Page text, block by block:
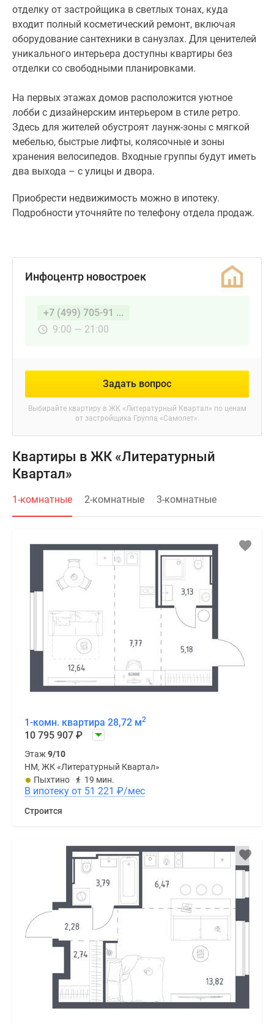
группы
будут
иметь
два
выхода
с
улицы
и
двора.
Приобрести
можно
в
уточняйте
продаж.
отделку от застройщика в светлых тонах, куда
входит полный косметический ремонт, включая
оборудование сантехники в санузлах. Для ценителей
уникального интерьера доступны квартиры без
отделки со свободными планировками.
На первых этажах домов расположится уютное
лобби с дизайнерским интерьером в стиле ретро.
Здесь для жителей обустроят лаунж-зоны с мягкой
мебелью, быстрые лифты, колясочные и зоны
хранения велосипедов. Входные группы будут иметь
два выхода – с улицы и двора.
Приобрести недвижимость можно в ипотеку.
Подробности уточняйте по телефону отдела продаж.
Инфоцентр новостроек
+7 (499) 705-91 ...
9:00 — 21:00
Задать вопрос
Выбирайте квартиру в ЖК «Литературный Квартал» по ценам
от застройщика Группа «Самолет».
Квартиры в ЖК «Литературный
Квартал»
1-комнатные 2-комнатные 3-комнатные
1-комн. квартира 28,72 м2
10 795 907 ₽
Этаж 9/10
НМ, ЖК «Литературный Квартал»
Пыхтино
19 мин.
В ипотеку от 51 221 ₽/мес
Строится